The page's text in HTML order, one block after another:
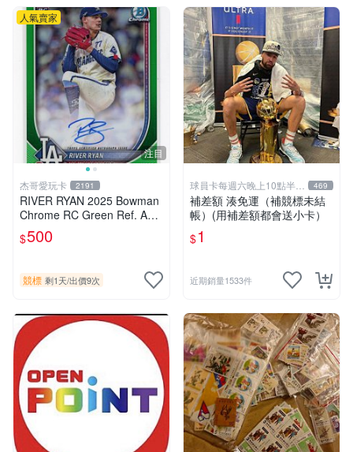
注目
人氣賣家
杰哥愛玩卡 2191
RIVER RYAN 2025 Bowman
Chrome RC Green Ref. AUT
O /99 道奇轉戰老虎強投萊
恩、綠亮限量新人簽名卡 (新
$500
競標 剩1天/出價9次
球員卡每週六晚上10點半結
標
469
補差額 湊免運（補競標未結
帳）(用補差額都會送小卡）
$1
近期銷量1533件